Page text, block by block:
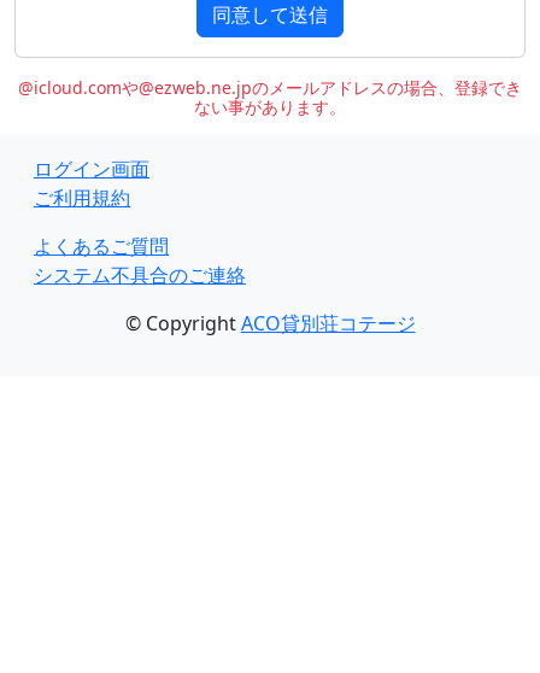
同意して送信
@icloud.comや@ezweb.ne.jpのメールアドレスの場合、登録でき
ない事があります。
ログイン画面
ご利用規約
よくあるご質問
システム不具合のご連絡
© CopyrightACO貸別荘コテージ